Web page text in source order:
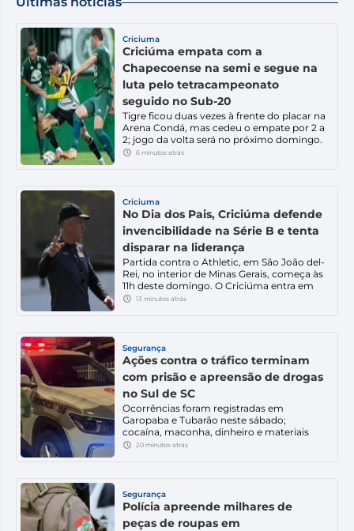
Criciuma
Criciúma empata com a
Chapecoense na semi e segue na
luta pelo tetracampeonato
seguido no Sub-20
Tigre ficou duas vezes à frente do placar na
Arena Condá, mas cedeu o empate por 2 a
2; jogo da volta será no próximo domingo.
O Criciúma empatou com a Chapecoense
sábado (8), […]
6 minutos atrás
Criciuma
No Dia dos Pais, Criciúma defende
invencibilidade na Série B e tenta
disparar na liderança
Partida contra o Athletic, em São João del-
Rei, no interior de Minas Gerais, começa às
11h deste domingo. O Criciúma entra em
campo na manhã deste domingo (9), Dia
Athletic, às 11h, na Arena […]
13 minutos atrás
Segurança
Ações contra o tráfico terminam
com prisão e apreensão de drogas
no Sul de SC
Ocorrências foram registradas em
Garopaba e Tubarão neste sábado;
cocaína, maconha, dinheiro e materiais
utilizados para o tráfico foram
As ações resultaram na prisão de um
homem, além do encaminhamento de
outro adulto e dois adolescentes à […]
20 minutos atrás
Segurança
Polícia apreende milhares de
peças de roupas em